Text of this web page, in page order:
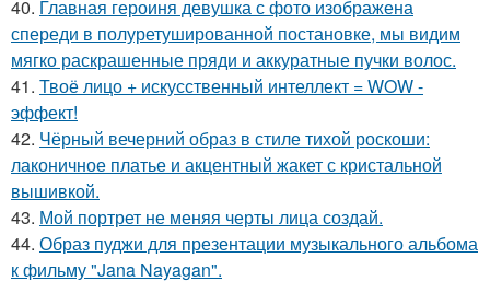
40. Главная героиня девушка с фото изображена
спереди в полуретушированной постановке, мы видим
мягко раскрашенные пряди и аккуратные пучки волос.
41. Твоё лицо + искусственный интеллект = WOW -
эффект!
42. Чёрный вечерний образ в стиле тихой роскоши:
лаконичное платье и акцентный жакет с кристальной
вышивкой.
43. Мой портрет не меняя черты лица создай.
44. Образ пуджи для презентации музыкального альбома
к фильму "Jana Nayagan".